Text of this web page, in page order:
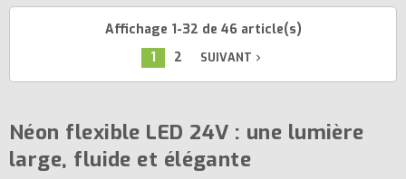
Affichage 1-32 de 46 article(s)
1
2 SUIVANT navigate_next
Néon flexible LED 24V : une lumière
large, fluide et élégante